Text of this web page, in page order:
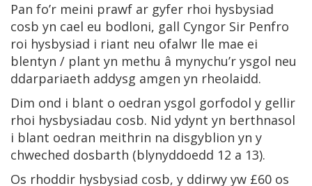
Pan fo’r meini prawf ar gyfer rhoi hysbysiad
cosb yn cael eu bodloni, gall Cyngor Sir Penfro
roi hysbysiad i riant neu ofalwr lle mae ei
blentyn / plant yn methu â mynychu’r ysgol neu
ddarpariaeth addysg amgen yn rheolaidd.
Dim ond i blant o oedran ysgol gorfodol y gellir
rhoi hysbysiadau cosb. Nid ydynt yn berthnasol
i blant oedran meithrin na disgyblion yn y
chweched dosbarth (blynyddoedd 12 a 13).
Os rhoddir hysbysiad cosb, y ddirwy yw £60 os